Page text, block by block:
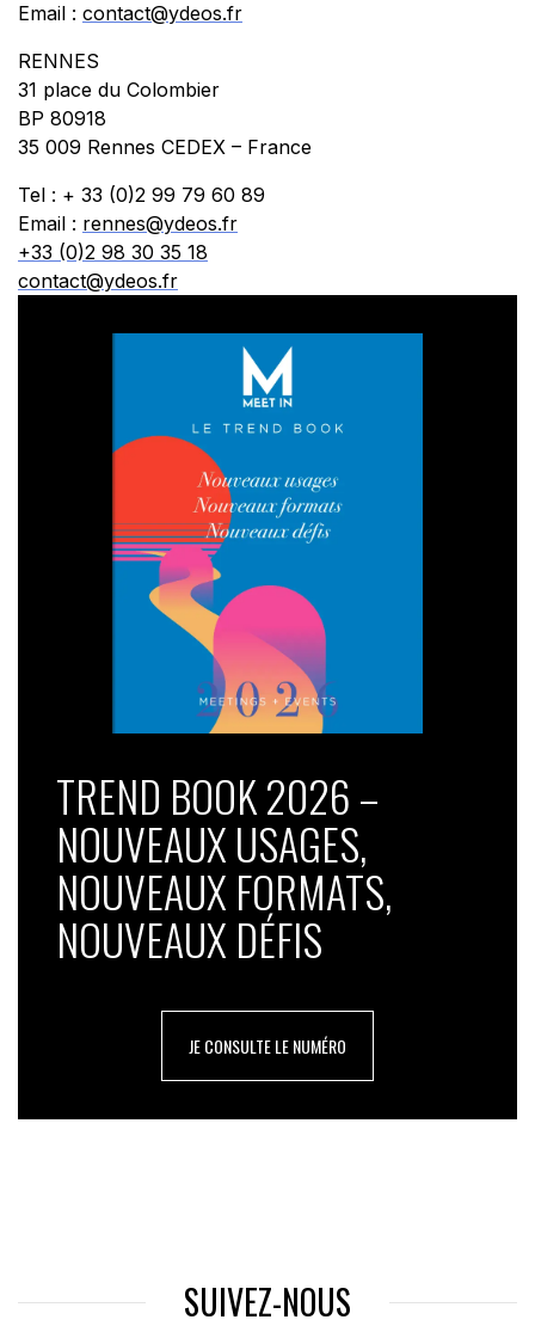
Email : contact@ydeos.fr
RENNES
31 place du Colombier
BP 80918
35 009 Rennes CEDEX – France
Tel : + 33 (0)2 99 79 60 89
Email : rennes@ydeos.fr
+33 (0)2 98 30 35 18
contact@ydeos.fr
TREND BOOK 2026 –
NOUVEAUX USAGES,
NOUVEAUX FORMATS,
NOUVEAUX DÉFIS
JE CONSULTE LE NUMÉRO
SUIVEZ-NOUS